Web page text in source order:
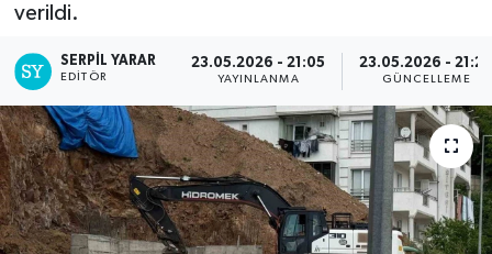
verildi.
SERPİL YARAR
EDITÖR
23.05.2026 - 21:05
YAYINLANMA
23.05.2026 -
GÜNCELLEME